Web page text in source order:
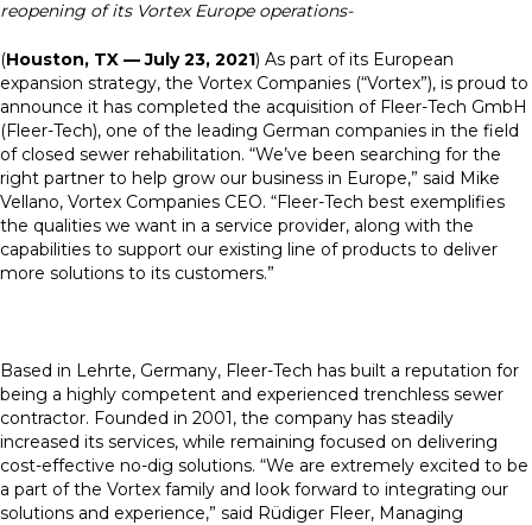
reopening of its Vortex Europe operations-
(Houston, TX — July 23, 2021) As part of its European
expansion strategy, the Vortex Companies (“Vortex”), is proud to
announce it has completed the acquisition of Fleer-Tech GmbH
(Fleer-Tech), one of the leading German companies in the field
of closed sewer rehabilitation. “We’ve been searching for the
right partner to help grow our business in Europe,” said Mike
Vellano, Vortex Companies CEO. “Fleer-Tech best exemplifies
the qualities we want in a service provider, along with the
capabilities to support our existing line of products to deliver
more solutions to its customers.”
Based in Lehrte, Germany, Fleer-Tech has built a reputation for
being a highly competent and experienced trenchless sewer
contractor. Founded in 2001, the company has steadily
increased its services, while remaining focused on delivering
cost-effective no-dig solutions. “We are extremely excited to be
a part of the Vortex family and look forward to integrating our
solutions and experience,” said Rüdiger Fleer, Managing